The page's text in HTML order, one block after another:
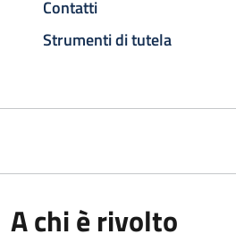
Contatti
Strumenti di tutela
A chi è rivolto